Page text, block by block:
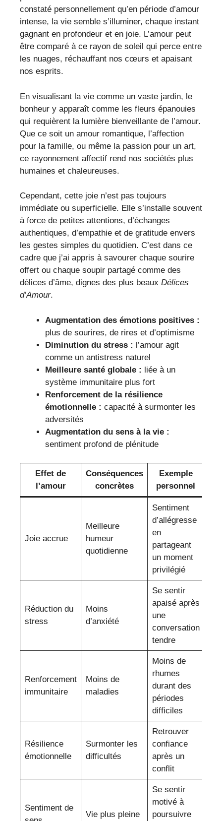
constaté personnellement qu’en période d’amour
intense, la vie semble s’illuminer, chaque instant
gagnant en profondeur et en joie. L’amour peut
être comparé à ce rayon de soleil qui perce entre
les nuages, réchauffant nos cœurs et apaisant
nos esprits.
En visualisant la vie comme un vaste jardin, le
bonheur y apparaît comme les fleurs épanouies
qui requièrent la lumière bienveillante de l’amour.
Que ce soit un amour romantique, l’affection
pour la famille, ou même la passion pour un art,
ce rayonnement affectif rend nos sociétés plus
humaines et chaleureuses.
Cependant, cette joie n’est pas toujours
immédiate ou superficielle. Elle s’installe souvent
à force de petites attentions, d’échanges
authentiques, d’empathie et de gratitude envers
les gestes simples du quotidien. C’est dans ce
cadre que j’ai appris à savourer chaque sourire
offert ou chaque soupir partagé comme des
délices d’âme, dignes des plus beaux Délices
d’Amour.
Augmentation des émotions positives :
plus de sourires, de rires et d’optimisme
Diminution du stress : l’amour agit
comme un antistress naturel
Meilleure santé globale : liée à un
système immunitaire plus fort
Renforcement de la résilience
émotionnelle : capacité à surmonter les
adversités
Augmentation du sens à la vie :
sentiment profond de plénitude
Effet de
l’amour
Conséquences
concrètes
Exemple
personnel
Joie accrue
Meilleure
humeur
quotidienne
Sentiment
d’allégresse
en
partageant
un moment
privilégié
Réduction du
stress
Moins
d’anxiété
Se sentir
apaisé après
une
conversation
tendre
Renforcement
immunitaire
Moins de
maladies
Moins de
rhumes
durant des
périodes
difficiles
Résilience
émotionnelle
Surmonter les
difficultés
Retrouver
confiance
après un
conflit
Sentiment de
Vie plus pleine
Se sentir
motivé à
poursuivre